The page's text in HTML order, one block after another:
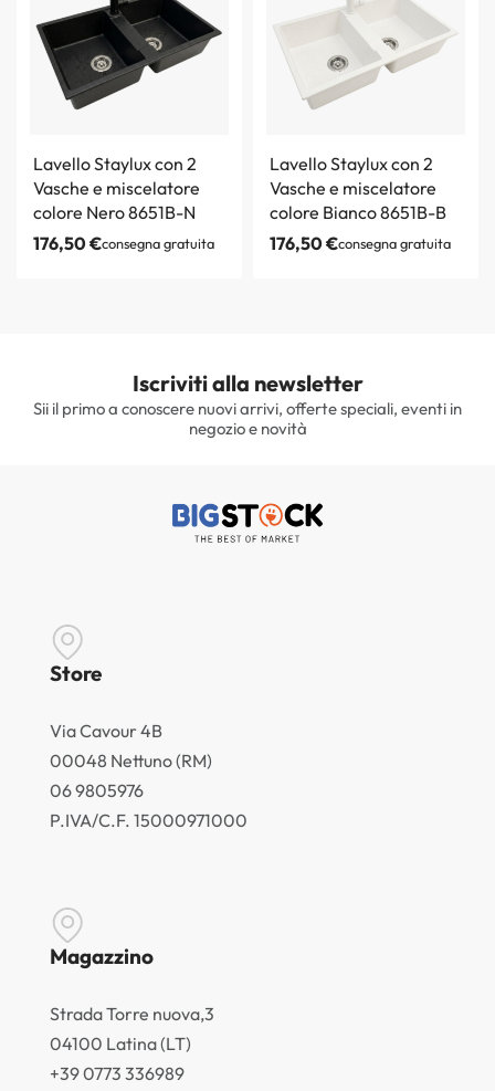
Lavello Staylux con 2
Vasche e miscelatore
colore Nero 8651B-N
176,50€consegna gratuita
Lavello Staylux con 2
Vasche e miscelatore
colore Bianco 8651B-B
176,50€consegna gratuita
Iscriviti alla newsletter
Sii il primo a conoscere nuovi arrivi, offerte speciali, eventi in
negozio e novità
Store
Via Cavour 4B
00048 Nettuno (RM)
06 9805976
P.IVA/C.F. 15000971000
Magazzino
Strada Torre nuova,3
04100 Latina (LT)
+39 0773 336989